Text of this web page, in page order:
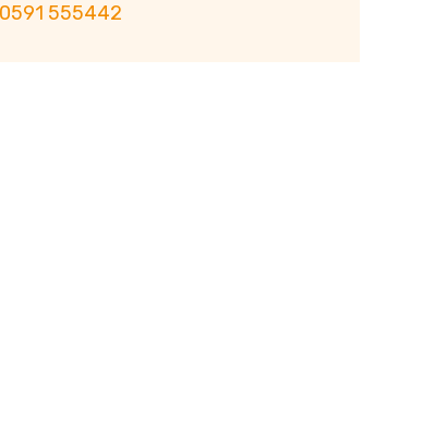
0591 555442